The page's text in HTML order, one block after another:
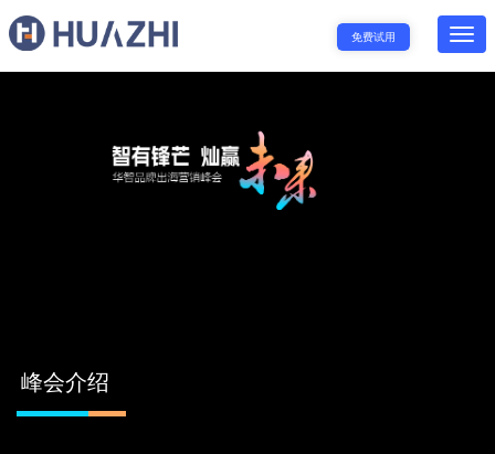
免费试用
峰会介绍